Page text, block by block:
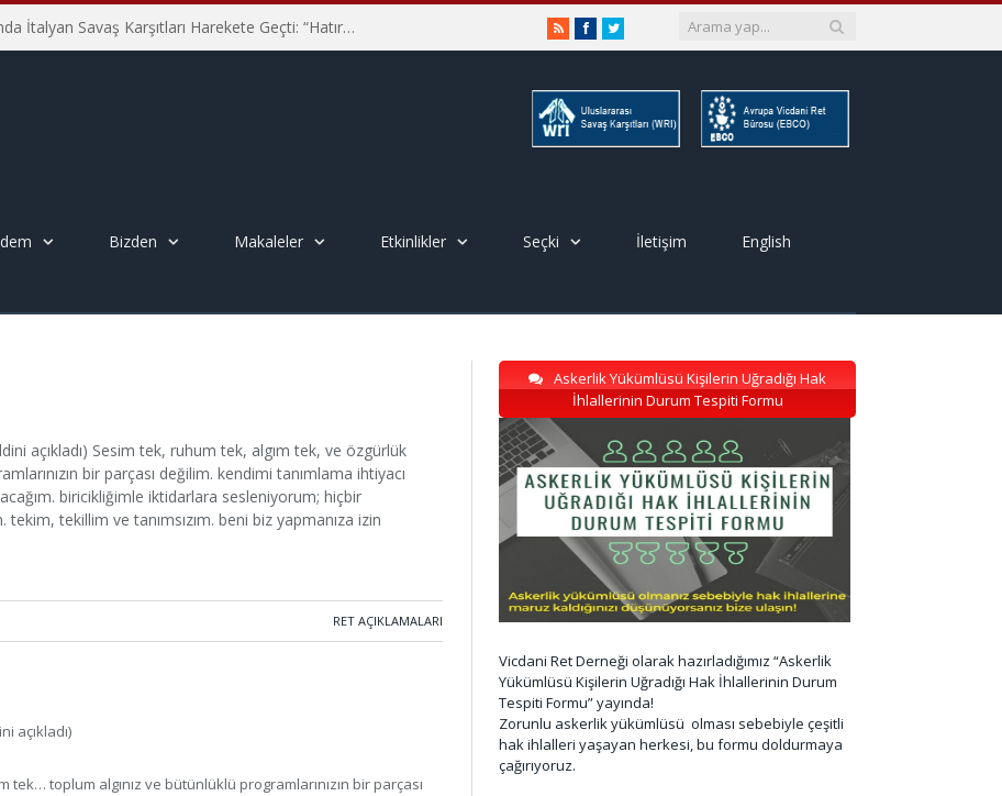
Hiroşima’nın 81. Yılında İtalyan Savaş Karşıtları Harekete Geçti: “Hatırlamak yeterli değil” RSSFacebookTwitter
Bizden Makaleler Etkinlikler Seçki İletişim English
açıkladı) Sesim tek, ruhum tek, algım tek, ve özgürlük
bir parçası değilim. kendimi tanımlama ihtiyacı
biricikliğimle iktidarlara sesleniyorum; hiçbir
tekillim ve tanımsızım. beni biz yapmanıza izin
RET AÇIKLAMALARI
açıkladı)
toplum algınız ve bütünlüklü programlarınızın bir parçası
Askerlik Yükümlüsü Kişilerin Uğradığı Hak
İhlallerinin Durum Tespiti Formu
Vicdani Ret Derneği olarak hazırladığımız “Askerlik
Yükümlüsü Kişilerin Uğradığı Hak İhlallerinin Durum
Tespiti Formu” yayında!
Zorunlu askerlik yükümlüsü olması sebebiyle çeşitli
hak ihlalleri yaşayan herkesi, bu formu doldurmaya
çağırıyoruz.